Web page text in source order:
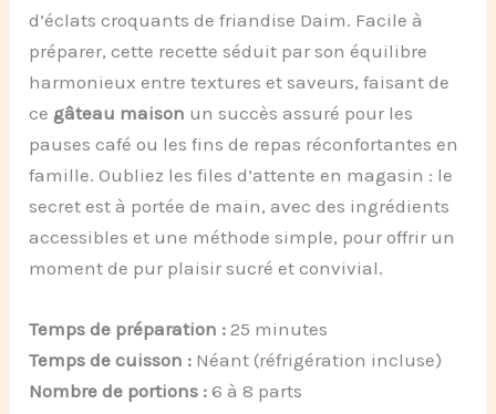
d’éclats croquants de friandise Daim. Facile à
préparer, cette recette séduit par son équilibre
harmonieux entre textures et saveurs, faisant de
ce gâteau maison un succès assuré pour les
pauses café ou les fins de repas réconfortantes en
famille. Oubliez les files d’attente en magasin : le
secret est à portée de main, avec des ingrédients
accessibles et une méthode simple, pour offrir un
moment de pur plaisir sucré et convivial.
Temps de préparation : 25 minutes
Temps de cuisson : Néant (réfrigération incluse)
Nombre de portions : 6 à 8 parts